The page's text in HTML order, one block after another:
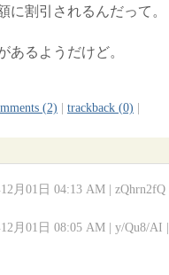
に割引されるんだって。
あるようだけど。
(2) trackback (0)
月01日 04:13 AM | zQhrn2fQ
月01日 08:05 AM | y/Qu8/AI |